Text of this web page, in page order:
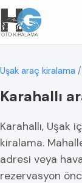
Uşak araç kiralama /
Karahallı
Karahallı, Uşak
kiralama.
adresi veya
rezervasyon